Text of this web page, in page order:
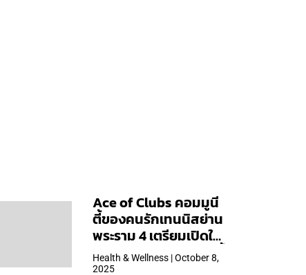
Ace of Clubs คอมมูนี
ตี้ของคนรักเทนนิสย่าน
พระราม 4 เตรียมเปิดให้
บริการวันแรก 19 ต.ค. นี้
Health & Wellness | October 8,
2025